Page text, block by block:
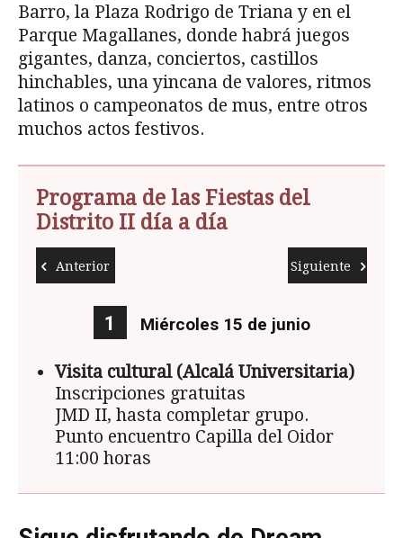
Barro, la Plaza Rodrigo de Triana y en el
Parque Magallanes, donde habrá juegos
gigantes, danza, conciertos, castillos
hinchables, una yincana de valores, ritmos
latinos o campeonatos de mus, entre otros
muchos actos festivos.
Programa de las Fiestas del
Distrito II día a día
Anterior Siguiente
1 Miércoles 15 de junio
Visita cultural (Alcalá Universitaria)
Inscripciones gratuitas
JMD II, hasta completar grupo.
Punto encuentro Capilla del Oidor
11:00 horas